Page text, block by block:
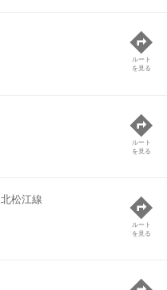
ルート
を見る
ルート
を見る
北松江線
ルート
を見る